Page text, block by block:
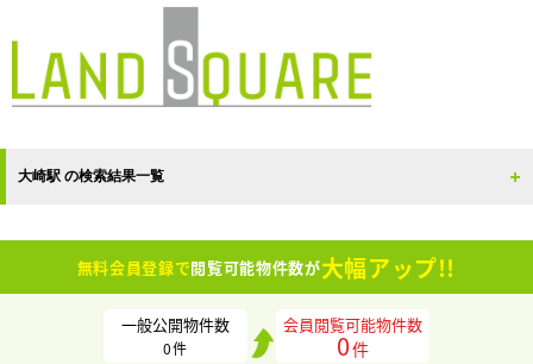
大崎駅 の検索結果一覧
無料会員登録で閲覧可能物件数が大幅アップ!!
一般公開物件数
0件
会員閲覧可能物件数
0件